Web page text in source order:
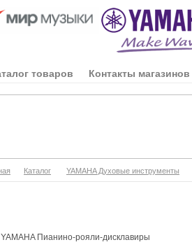
товаров Контакты магазинов
Каталог YAMAHA Духовые инструменты
YAMAHA Пианино-рояли-дисклавиры